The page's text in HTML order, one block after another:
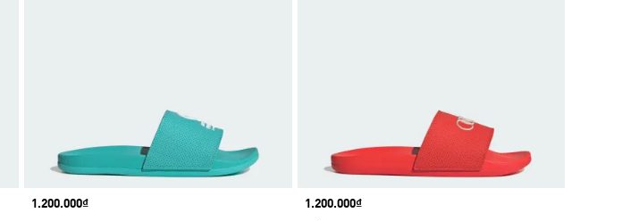
Price
1.200.000₫
Price
1.200.000₫